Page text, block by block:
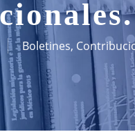
Boletines,